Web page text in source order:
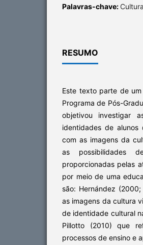
Palavras-chave:
RESUMO
Este texto parte de
Programa de Pós-
objetivou investigar
identidades de
com as imagens da
as possibilidades
proporcionadas pelas
por meio de uma
são: Hernández
as imagens da cultura
de identidade cultural
Pillotto (2010) que
processos de ensino e